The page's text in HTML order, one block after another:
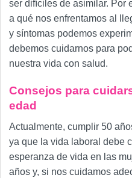
ser difíciles de asimilar. Por
a qué nos enfrentamos al
y síntomas podemos
debemos cuidarnos para
nuestra vida con salud.
Consejos para
edad
Actualmente, cumplir 50
ya que la vida laboral debe
esperanza de vida en las
años y, si nos cuidamos